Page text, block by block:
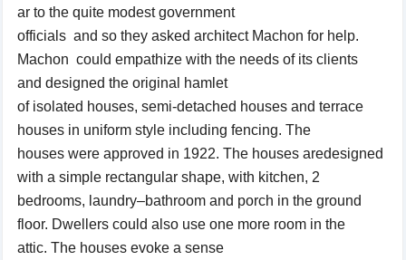
ar to the quite modest government
officials and so they asked architect Machon for help.
Machon could empathize with the needs of its clients
and designed the original
hamlet
of isolated houses, semi-detached houses and terrace
houses in uniform style including fencing. The
houses were approved in 1922. The houses aredesigned
with a simple rectangular shape, with kitchen, 2
bedrooms, laundry–bathroom and porch in the ground
floor. Dwellers could also use one more room in the
attic. The houses evoke a sense